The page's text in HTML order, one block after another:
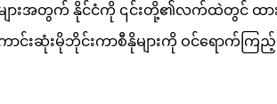
နှာများအတွက် နိုင်ငံကို ၎င်းတို့၏လက်ထဲတွင် ထ
င်းဆုံးမိုဘိုင်းကာစီနိုများကို ဝင်ရောက်ကြည့်